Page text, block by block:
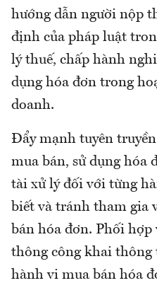
hướng dẫn người nộp
định của pháp luật
lý thuế, chấp hành
dụng hóa đơn trong
doanh.
Đẩy mạnh tuyên
mua bán, sử dụng hóa
tài xử lý đối với từng
biết và tránh tham gia
bán hóa đơn. Phối
thông công khai thông
hành vi mua bán hóa